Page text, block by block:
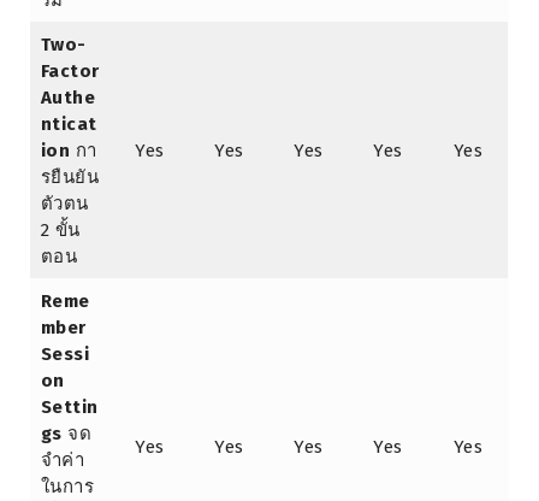
Two-
Factor
Authe
nticat
ion กา
รยืนยัน
ตัวตน
2 ขั้น
ตอน
Yes Yes Yes Yes Yes
Reme
mber
Sessi
on
Settin
gs จด
จำค่า
ในการ
Yes Yes Yes Yes Yes